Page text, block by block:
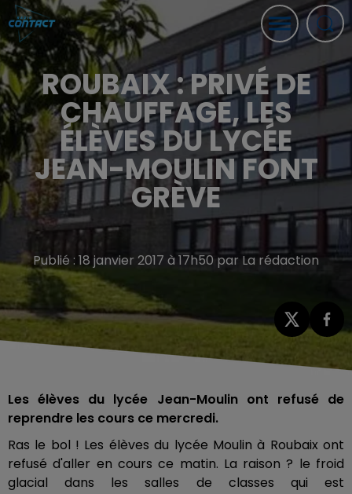
ROUBAIX : PRIVÉ DE
CHAUFFAGE, LES
ÉLÈVES DU LYCÉE
JEAN-MOULIN FONT
GRÈVE
Publié : 18 janvier 2017 à 17h50 par La rédaction
Les élèves du lycée Jean-Moulin ont refusé de
reprendre les cours ce mercredi.
Ras le bol ! Les élèves du lycée Moulin à Roubaix ont
refusé d'aller en cours ce matin. La raison ? le froid
glacial dans les salles de classes qui est